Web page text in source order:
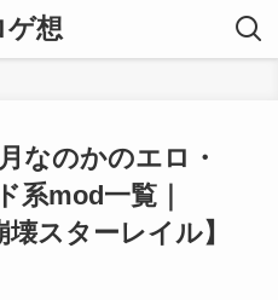
ゲ想
なのかのエロ・
系mod一覧｜
スターレイル】